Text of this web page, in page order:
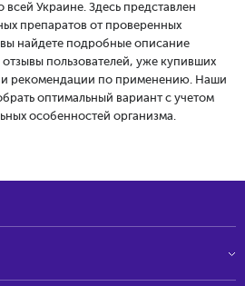
Украине. Здесь представлен
препаратов от проверенных
найдете подробные описание
пользователей, уже купивших
и рекомендации по применению. Наши
оптимальный вариант с учетом
особенностей организма.